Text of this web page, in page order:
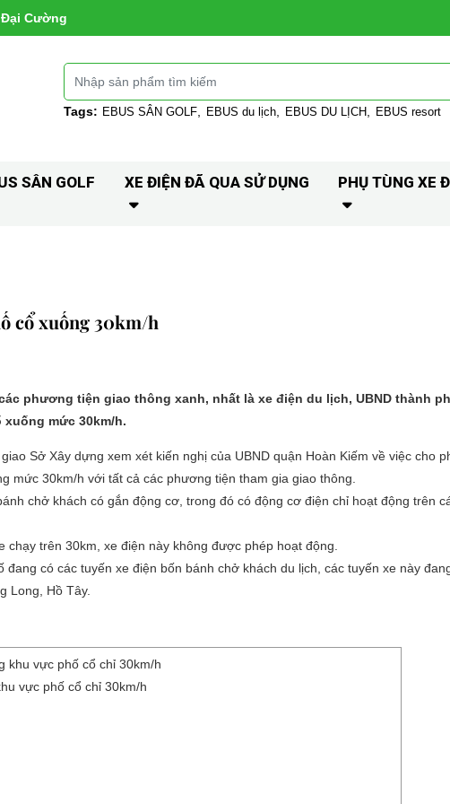
Đại Cường
Tags: EBUS SÂN GOLF EBUS du lịch EBUS DU LỊCH EBUS resort
SÂN GOLF XE ĐIỆN ĐÃ QUA SỬ DỤNG PHỤ TÙNG XE
cổ xuống 30km/h
phương tiện giao thông xanh, nhất là xe điện du lịch, UBND thành
mức 30km/h.
Sở Xây dựng xem xét kiến nghị của UBND quận Hoàn Kiếm về việc cho
mức 30km/h với tất cả các phương tiện tham gia giao thông.
chở khách có gắn động cơ, trong đó có động cơ điện chỉ hoạt động trên
trên 30km, xe điện này không được phép hoạt động.
có các tuyến xe điện bốn bánh chở khách du lịch, các tuyến xe này
Long, Hồ Tây.
vực phố cổ chỉ 30km/h